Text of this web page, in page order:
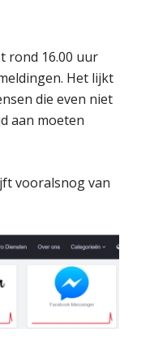
rond 16.00 uur
Het lijkt
die even niet
aan moeten
vooralsnog van